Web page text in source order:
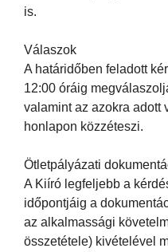
is.
Válaszok
A határidőben feladott
12:00 óráig
valamint az azokra adott
honlapon közzéteszi.
Ötletpályázati
A Kiíró legfeljebb a
időpontjáig a
az alkalmassági
összetétele) kivételével